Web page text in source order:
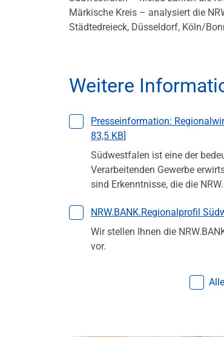
Märkische Kreis – analysiert die
Städtedreieck, Düsseldorf, Köln/
Weitere
Datei auswählen
Presseinformation:
83,5 KB]
Südwestfalen ist eine der
Verarbeitenden Gewerbe
sind Erkenntnisse, die die
Datei auswählen
NRW.BANK.Regionalprofil
Wir stellen Ihnen die
vor.